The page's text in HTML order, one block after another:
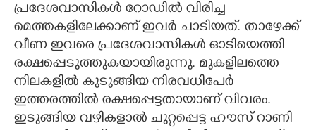
പ്രദേശവാസികൾ റോഡിൽ വിരിച്ച
മെത്തകളിലേക്കാണ് ഇവർ ചാടിയത്. താഴേക്ക്
വീണ ഇവരെ പ്രദേശവാസികൾ ഓടിയെത്തി
രക്ഷപ്പെടുത്തുകയായിരുന്നു. മുകളിലത്തെ
നിലകളിൽ കുടുങ്ങിയ നിരവധിപേർ
ഇത്തരത്തിൽ രക്ഷപ്പെട്ടതായാണ് വിവരം.
ഇടുങ്ങിയ വഴികളാൽ ചുറ്റപ്പെട്ട ഹൗസ് റാണി